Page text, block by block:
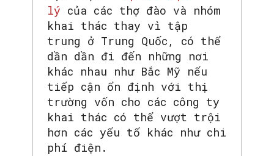
lý của các thợ đào và nhóm
khai thác thay vì tập
trung ở Trung Quốc, có thể
dần dần đi đến những nơi
khác nhau như Bắc Mỹ nếu
tiếp cận ổn định với thị
trường vốn cho các công ty
khai thác có thể vượt trội
hơn các yếu tố khác như chi
phí điện.